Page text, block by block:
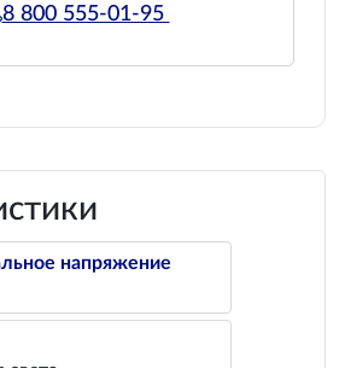
8 800 555-01-95
напряжение